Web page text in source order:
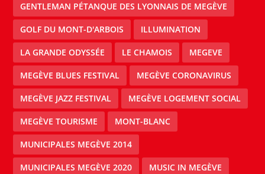
GENTLEMAN PÉTANQUE DES LYONNAIS DE MEGÈVE
GOLF DU MONT-D'ARBOIS ILLUMINATION
LA GRANDE ODYSSÉE LE CHAMOIS MEGEVE
MEGÈVE BLUES FESTIVAL MEGÈVE CORONAVIRUS
MEGÈVE JAZZ FESTIVAL MEGÈVE LOGEMENT SOCIAL
MEGÈVE TOURISME MONT-BLANC
MUNICIPALES MEGÈVE 2014
MUNICIPALES MEGÈVE 2020 MUSIC IN MEGÈVE